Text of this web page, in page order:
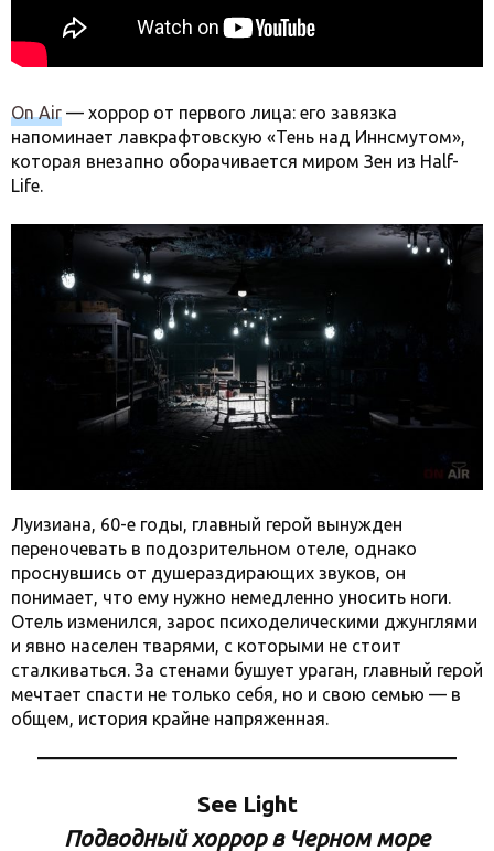
On Air — хоррор от первого лица: его завязка
напоминает лавкрафтовскую «Тень над Иннсмутом»,
которая внезапно оборачивается миром Зен из Half-
Life.
Луизиана, 60-е годы, главный герой вынужден
переночевать в подозрительном отеле, однако
проснувшись от душераздирающих звуков, он
понимает, что ему нужно немедленно уносить ноги.
Отель изменился, зарос психоделическими джунглями
и явно населен тварями, с которыми не стоит
сталкиваться. За стенами бушует ураган, главный герой
мечтает спасти не только себя, но и свою семью — в
общем, история крайне напряженная.
See Light
Подводный хоррор в Черном море